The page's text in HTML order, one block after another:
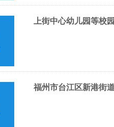
上街中心幼儿园等校
福州市台江区新港街